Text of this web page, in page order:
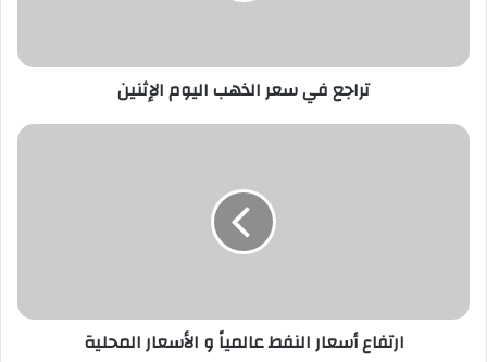
تراجع في سعر الذهب اليوم الإثنين
ارتفاع
ارتفاع أسعار النفط عالمياً و الأسعار المحلية